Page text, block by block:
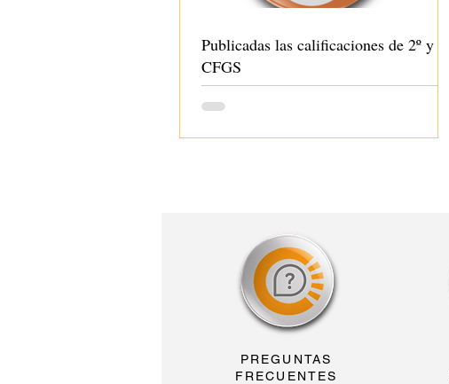
Publicadas las calificaciones de 2º y 3º
CFGS
PREGUNTAS
FRECUENTES